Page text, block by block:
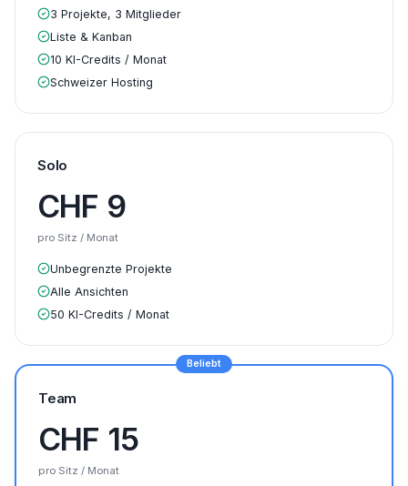
3 Projekte, 3 Mitglieder
Liste & Kanban
10 KI-Credits / Monat
Schweizer Hosting
Solo
CHF 9
pro Sitz / Monat
Unbegrenzte Projekte
Alle Ansichten
50 KI-Credits / Monat
Beliebt
Team
CHF 15
pro Sitz / Monat